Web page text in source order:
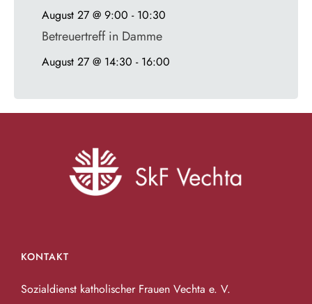
August 27 @ 9:00 - 10:30
Betreuertreff in Damme
August 27 @ 14:30 - 16:00
KONTAKT
Sozialdienst katholischer Frauen Vechta e. V.